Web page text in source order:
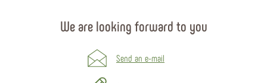
We are looking forward to you
Send an e-mail